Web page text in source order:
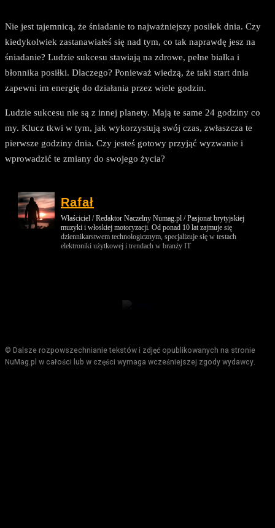
Nie jest tajemnicą, że śniadanie to najważniejszy posiłek dnia. Czy
kiedykolwiek zastanawiałeś się nad tym, co tak naprawdę jesz na
śniadanie? Ludzie sukcesu stawiają na zdrowe, pełne białka i
błonnika posiłki. Dlaczego? Ponieważ wiedzą, że taki start dnia
zapewni im energię do działania przez wiele godzin.
Ludzie sukcesu nie są z innej planety. Mają te same 24 godziny co
my. Klucz tkwi w tym, jak wykorzystują swój czas, zwłaszcza te
pierwsze godziny dnia. Czy jesteś gotowy przyjąć wyzwanie i
wprowadzić te zmiany do swojego życia?
Rafał
Właściciel / Redaktor Naczelny Numag.pl / Pasjonat brytyjskiej
muzyki i włoskiej motoryzacji. Od ponad 10 lat zajmuje się
dziennikarstwem technologicznym, specjalizuje się w testach
elektroniki użytkowej i trendach w branży IT
© Dalsze rozpowszechnianie tekstów i zdjęć opublikowanych na stronie
NuMag.pl w całości lub w części wymaga wcześniejszej zgody wydawcy.